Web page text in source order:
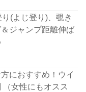
(よじ登り)、覗き
ジャンプ距離伸ば
におすすめ！ウイ
女性にもオスス